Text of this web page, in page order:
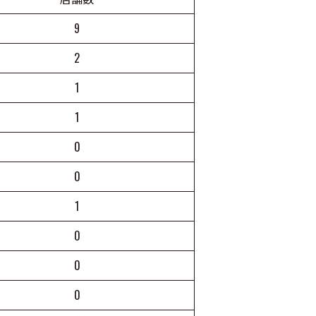
9
2
1
1
0
0
1
0
0
0